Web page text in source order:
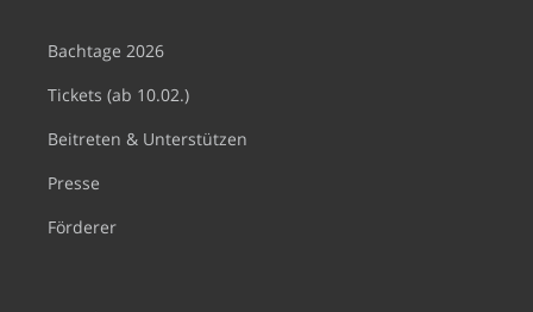
Bachtage 2026
Tickets (ab 10.02.)
Beitreten & Unterstützen
Presse
Förderer